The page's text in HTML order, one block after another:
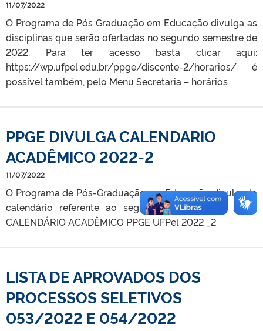
11/07/2022
O Programa de Pós Graduação em Educação divulga as
disciplinas que serão ofertadas no segundo semestre de
2022. Para ter acesso basta clicar aqui:
https://wp.ufpel.edu.br/ppge/discente-2/horarios/ é
possível também, pelo Menu Secretaria – horários
PPGE DIVULGA CALENDARIO
ACADÊMICO 2022-2
11/07/2022
O Programa de Pós-Graduação em Educação divulgada
calendário referente ao segundo semestre de 2022.
CALENDÁRIO ACADÊMICO PPGE UFPel 2022 _2
LISTA DE APROVADOS DOS
PROCESSOS SELETIVOS
053/2022 E 054/2022